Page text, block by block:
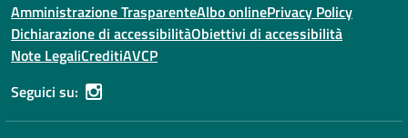
Amministrazione TrasparenteAlbo onlinePrivacy Policy
Dichiarazione di accessibilitàObiettivi di accessibilità
Note LegaliCreditiAVCP
Seguici su: